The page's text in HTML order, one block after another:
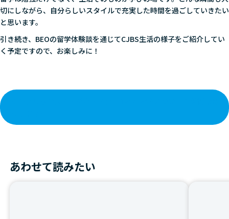
切にしながら、自分らしいスタイルで充実した時間を過ごしていきたい
と思います。
引き続き、BEOの留学体験談を通じてCJBS生活の様子をご紹介してい
く予定ですので、お楽しみに！
あわせて読みたい